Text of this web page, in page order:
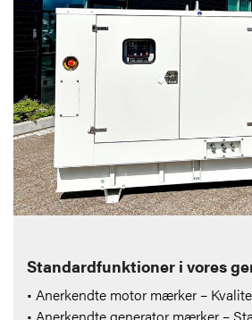
Standardfunktioner i vores
• Anerkendte motor mærker –